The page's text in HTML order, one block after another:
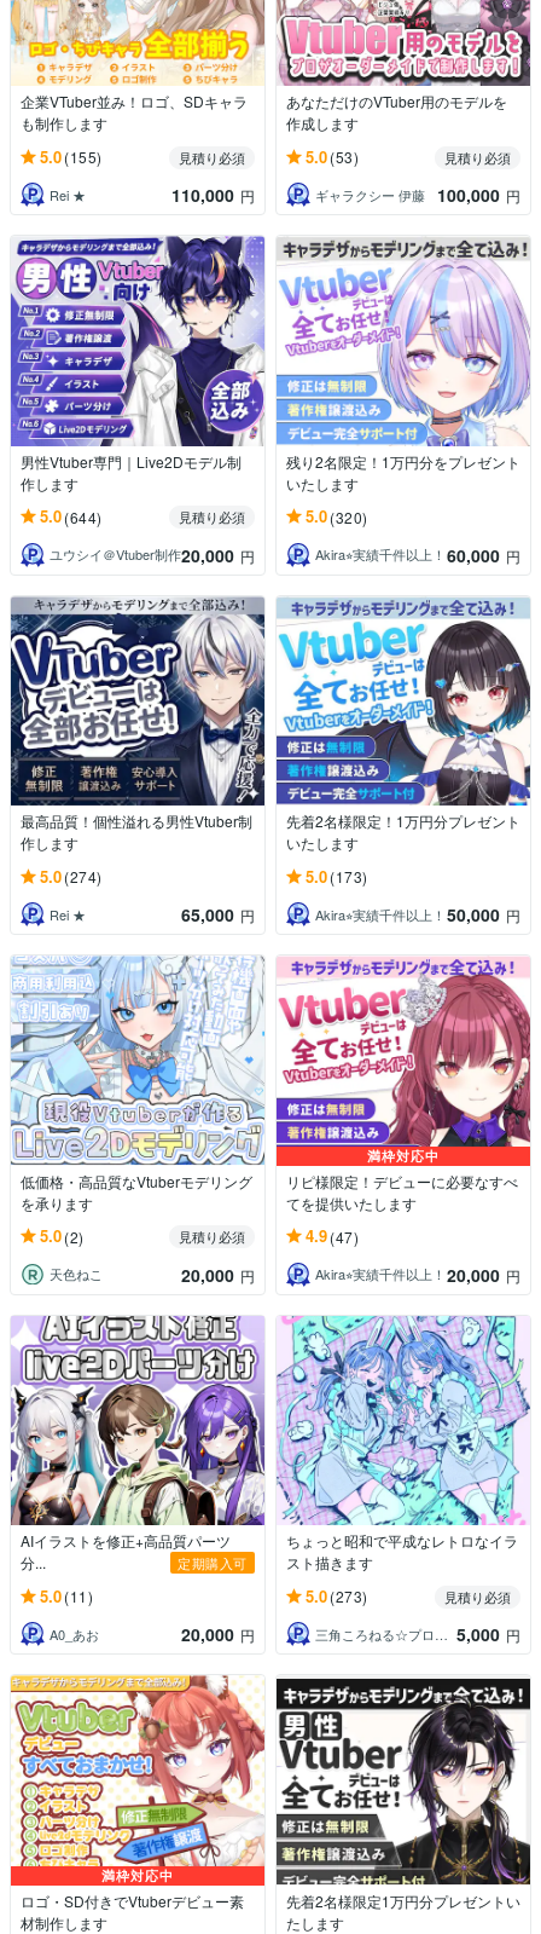
企業VTuber並み！ロゴ、SDキャラ
も制作します
5.0(155)
見積り必須
Rei ★
110,000 円
あなただけのVTuber用のモデルを
作成します
5.0(53)
見積り必須
ギャラクシー 伊藤
100,000 円
男性Vtuber専門｜Live2Dモデル制
作します
5.0(644)
見積り必須
ユウシイ＠Vtuber制作20,000 円
残り2名限定！1万円分をプレゼント
いたします
5.0(320)
Akira⭐︎実績千件以上！ 60,000 円
最高品質！個性溢れる男性Vtuber制
作します
5.0(274)
Rei ★ 65,000 円
先着2名様限定！1万円分プレゼント
いたします
5.0(173)
Akira⭐︎実績千件以上！ 50,000 円
低価格・高品質なVtuberモデリング
を承ります
5.0(2)
見積り必須
天色ねこ
20,000 円
満枠対応中
リピ様限定！デビューに必要なすべ
てを提供いたします
4.9(47)
Akira⭐︎実績千件以上！ 20,000 円
AIイラストを修正+高品質パーツ
分...
定期購入可
5.0(11)
A0_あお 20,000 円
ちょっと昭和で平成なレトロなイラ
スト描きます
5.0(273)
見積り必須
三角ころねる☆プロフ必読願います
5,000 円
満枠対応中
ロゴ・SD付きでVtuberデビュー素
材制作します
先着2名様限定1万円分プレゼントい
たします